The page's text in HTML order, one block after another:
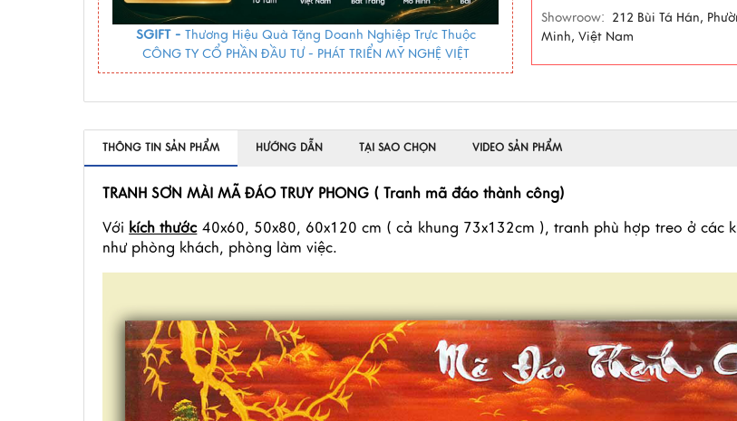
SGIFT - Thương Hiệu Quà Tặng Doanh Nghiệp Trực Thuộc
CÔNG TY CỔ PHẦN ĐẦU TƯ - PHÁT TRIỂN MỸ NGHỆ VIỆT
Showroow: 212 Bùi Tá Hán,
Minh, Việt Nam
THÔNG TIN SẢN PHẨM HƯỚNG DẪN TẠI SAO CHỌN VIDEO SẢN PHẨM
TRANH SƠN MÀI MÃ ĐÁO TRUY PHONG ( Tranh mã đáo thành công)
Với kích thước 40x60, 50x80, 60x120 cm ( cả khung 73x132cm ), tranh phù hợp treo ở các
như phòng khách, phòng làm việc.